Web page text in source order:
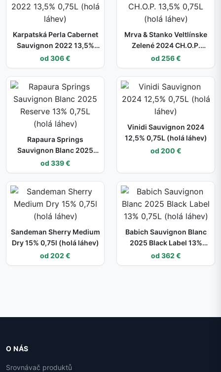
Karpatská Perla Cabernet
Sauvignon 2022 13,5%
0,75L (holá láhev)
od 306 €
Mrva & Stanko Veltlínske
Zelené 2024 CH.O.P.
13,5% 0,75L (holá láhev)
od 256 €
Rapaura Springs
Sauvignon Blanc 2025
Reserve 13% 0,75L (holá
láhev)
od 339 €
Vinidi Sauvignon 2024
12,5% 0,75L (holá láhev)
od 200 €
Sandeman Sherry Medium
Dry 15% 0,75l (holá láhev)
od 202 €
Babich Sauvignon Blanc
2025 Black Label 13%
0,75L (holá láhev)
od 362 €
O NÁS
Srovnávač produktů